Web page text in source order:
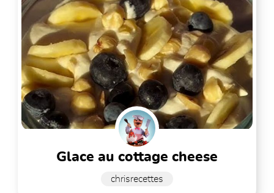
glace au cottage cheese
chrisrecettes